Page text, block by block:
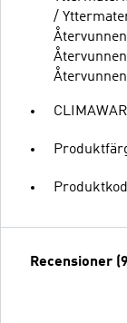
/
Återvunnen)
Recensioner